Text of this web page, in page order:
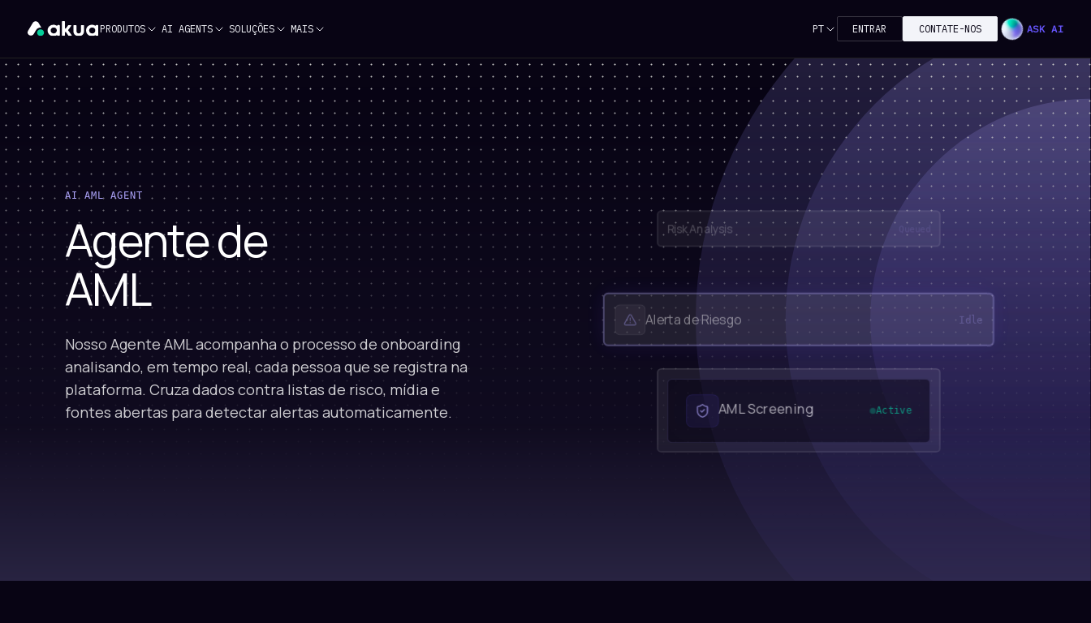
PRODUTOS AI AGENTS SOLUÇÕES MAIS PT ENTRAR CONTATE-NOS ASK AI
AI AML AGENT
Agente de
AML
Nosso Agente AML acompanha o processo de onboarding
analisando, em tempo real, cada pessoa que se registra na
plataforma. Cruza dados contra listas de risco, mídia e
fontes abertas para detectar alertas automaticamente.
AML Screening Active
Risk Analysis Queued
Alerta de Riesgo